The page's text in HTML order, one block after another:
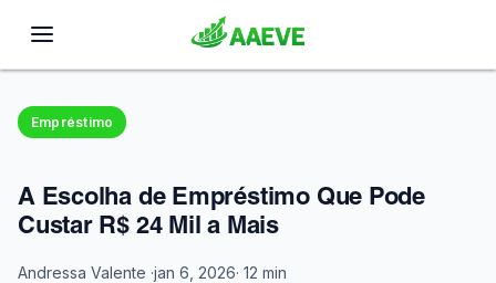
Empréstimo
A Escolha de Empréstimo Que Pode
Custar R$ 24 Mil a Mais
Andressa Valente ·jan 6, 2026· 12 min